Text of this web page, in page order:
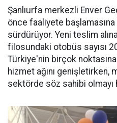
Şanlıurfa merkezli Enver
önce faaliyete
sürdürüyor. Yeni teslim
filosundaki otobüs sayısı
Türkiye'nin birçok
hizmet ağını genişletirken,
sektörde söz sahibi olmayı